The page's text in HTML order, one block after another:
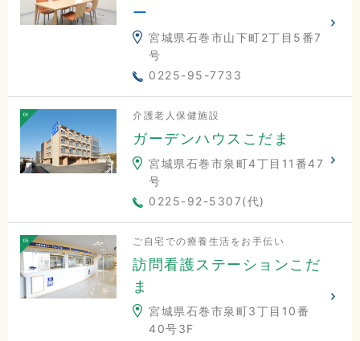
ー
宮城県石巻市山下町2丁目5番7
号
0225-95-7733
介護老人保健施設
ガーデンハウスこだま
宮城県石巻市泉町4丁目11番47
号
0225-92-5307(代)
ご自宅での療養生活をお手伝い
訪問看護ステーションこだ
ま
宮城県石巻市泉町3丁目10番
40号3F